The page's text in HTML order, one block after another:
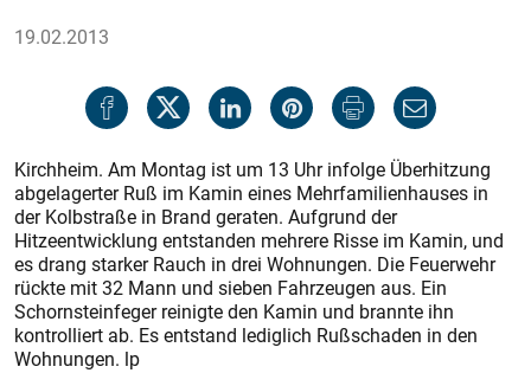
19.02.2013
Kirchheim. Am Montag ist um 13 Uhr infolge Überhitzung
abgelagerter Ruß im Kamin eines Mehrfamilienhauses in
der Kolbstraße in Brand geraten. Aufgrund der
Hitzeentwicklung entstanden mehrere Risse im Kamin, und
es drang starker Rauch in drei Wohnungen. Die Feuerwehr
rückte mit 32 Mann und sieben Fahrzeugen aus. Ein
Schornsteinfeger reinigte den Kamin und brannte ihn
kontrolliert ab. Es entstand lediglich Rußschaden in den
Wohnungen. lp